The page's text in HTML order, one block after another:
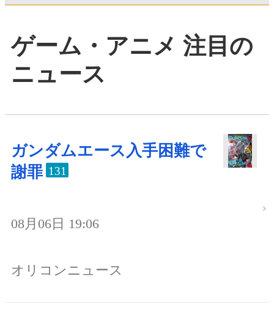
ゲーム・アニメ 注目の
ニュース
ガンダムエース入手困難で
謝罪 131
08月06日 19:06
オリコンニュース